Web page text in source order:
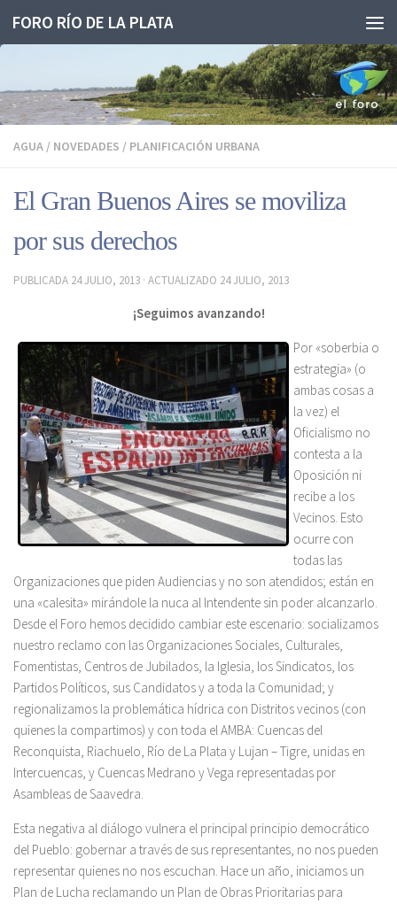
Saltar al contenido
FORO RÍO DE LA PLATA
AGUA / NOVEDADES / PLANIFICACIÓN URBANA
El Gran Buenos Aires se moviliza
por sus derechos
PUBLICADA 24 JULIO, 2013 · ACTUALIZADO 24 JULIO, 2013
¡Seguimos avanzando!
Por «soberbia o
estrategia» (o
ambas cosas a
la vez) el
Oficialismo no
contesta a la
Oposición ni
recibe a los
Vecinos. Esto
ocurre con
todas las
Organizaciones que piden Audiencias y no son atendidos; están en
una «calesita» mirándole la nuca al Intendente sin poder alcanzarlo.
Desde el Foro hemos decidido cambiar este escenario: socializamos
nuestro reclamo con las Organizaciones Sociales, Culturales,
Fomentistas, Centros de Jubilados, la Iglesia, los Sindicatos, los
Partidos Políticos, sus Candidatos y a toda la Comunidad; y
regionalizamos la problemática hídrica con Distritos vecinos (con
quienes la compartimos) y con toda el AMBA: Cuencas del
Reconquista, Riachuelo, Río de La Plata y Lujan – Tigre, unidas en
Intercuencas, y Cuencas Medrano y Vega representadas por
Asambleas de Saavedra.
Esta negativa al diálogo vulnera el principal principio democrático
del Pueblo: gobernar a través de sus representantes, no nos pueden
representar quienes no nos escuchan. Hace un año, iniciamos un
Plan de Lucha reclamando un Plan de Obras Prioritarias para